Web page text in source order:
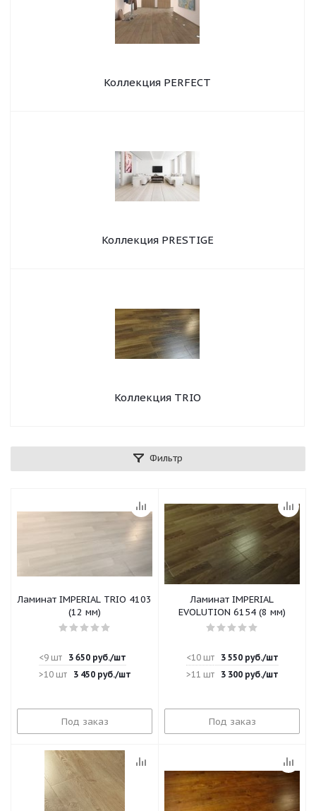
Коллекция PERFECT
Коллекция PRESTIGE
Коллекция TRIO
Фильтр
Ламинат IMPERIAL TRIO 4103
(12 мм)
<9 шт 3 650руб./шт
>10 шт
3 450руб./шт
Под заказ
Ламинат IMPERIAL
EVOLUTION 6154 (8 мм)
<10 шт 3 550руб./шт
>11 шт
3 300руб./шт
Под заказ